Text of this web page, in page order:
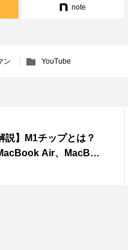
note
ン YouTube
説】M1チップとは？
Air、MacBo